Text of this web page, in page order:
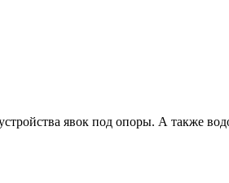
явок под опоры. А также